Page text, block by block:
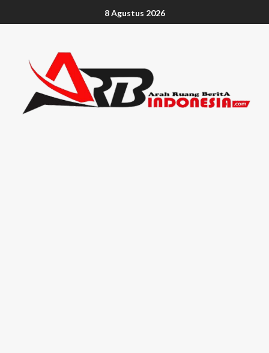
8 Agustus 2026